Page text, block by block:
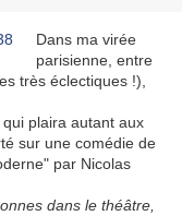
Dans ma virée
parisienne, entre
très éclectiques !),
plaira autant aux
sur une comédie de
par Nicolas
dans le théâtre,